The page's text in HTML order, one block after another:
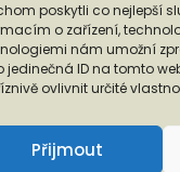
poskytli co nejlepší
o zařízení,
nám umožní
jedinečná ID na tomto
ovlivnit určité
Přijmout